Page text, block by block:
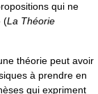
qui ne
(La Théorie
théorie peut avoir
à prendre en
qui expriment